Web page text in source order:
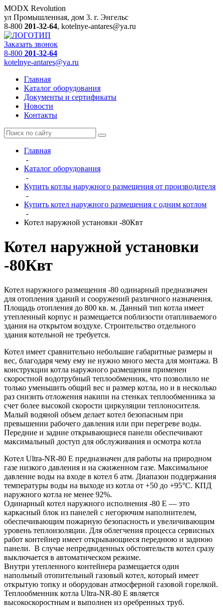
MODX Revolution
ул Промышленная, дом 3. г. Энгельс
8-800 201-32-64, kotelnye-antares@ya.ru
Заказать звонок
8-800 201-32-64
kotelnye-antares@ya.ru
Главная
Каталог оборудования
Документы и сертификаты
Новости
Контакты
Главная
-
Каталог оборудования
-
Купить котлы наружного размещения от производителя
-
Купить котел наружного размещения с одним котлом
-
Котел наружной установки -80Квт
Котел наружной установки
-80Квт
Котел наружного размещения -80 одинарный предназначен
для отопления зданий и сооружений различного назначения.
Площадь отопления до 800 кв. м. Данный тип котла имеет
утепленный корпус и размещается поблизости отапливаемого
здания на открытом воздухе. Строительство отдельного
здания котельной не требуется.
Котел имеет сравнительно небольшие габаритные размеры и
вес, благодаря чему ему не нужно много места для монтажа. В
конструкции котла наружного размещения применен
скоростной водотрубный теплообменник, что позволило не
только уменьшить общий вес и размер котла, но и в несколько
раз снизить отложения накипи на стенках теплообменника за
счет более высокой скорости циркуляции теплоносителя.
Малый водяной объем делает котел безопасным при
превышении рабочего давления или при перегреве воды.
Передние и задние открывающиеся панели обеспечивают
максимальный доступ для обслуживания и осмотра котла
Котел Ultra-NR-80 E предназначен для работы на природном
газе низкого давления и на сжиженном газе. Максимальное
давление воды на входе в котел 6 атм. Диапазон поддержания
температуры воды на выходе из котла от +50 до +95°С. КПД
наружного котла не менее 92%.
Одинарный котел наружного исполнения -80 E — это
каркасный блок из панелей с негорючим наполнителем,
обеспечивающим пожарную безопасность и увеличивающим
уровень теплоизоляции. Для облегчения процесса сервисных
работ контейнер имеет открывающиеся переднюю и заднюю
панели. В случае непредвиденных обстоятельств котел сразу
выключается в автоматическом режиме.
Внутри утепленного контейнера размещается один
напольный отопительный газовый котел, который имеет
открытую топку и оборудован атмосферной газовой горелкой.
Теплообменник котла Ultra-NR-80 E является
высокоскоростным и выполнен из оребренных труб.